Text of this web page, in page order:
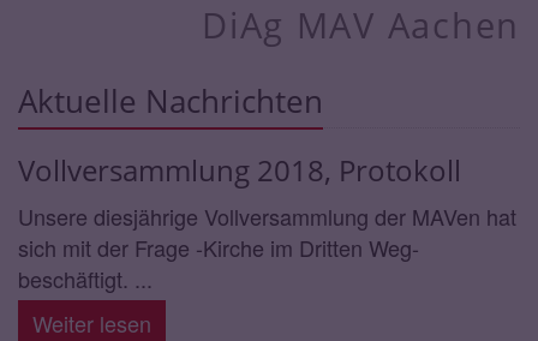
DiAg MAV Aachen
Aktuelle Nachrichten
Vollversammlung 2018, Protokoll
Unsere diesjährige Vollversammlung der MAVen hat
sich mit der Frage -Kirche im Dritten Weg-
beschäftigt. ...
Weiter lesen